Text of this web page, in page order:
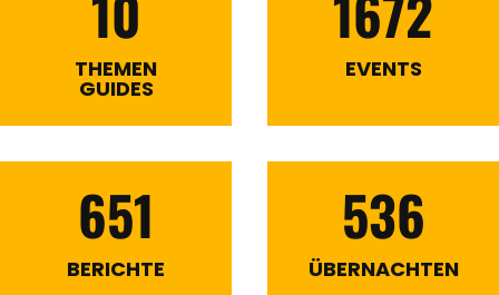
THEMEN
GUIDES
EVENTS
651
BERICHTE
536
ÜBERNACHTEN